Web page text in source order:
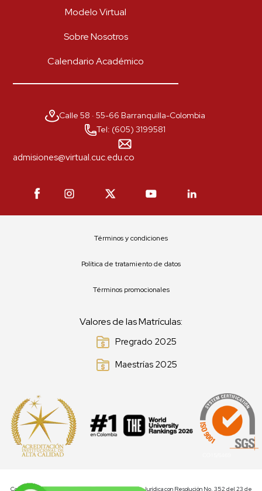
Modelo Virtual
Sobre Nosotros
Calendario Académico
Calle 58 · 55-66 Barranquilla-Colombia
Tel: (605) 3199581
admisiones@virtual.cuc.edu.co
Términos y condiciones
Política de tratamiento de datos
Términos promocionales
Valores de las Matrículas:
Pregrado 2025
Maestrías 2025
Corporación Universidad de la Costa CUC, Personería Jurídica con Resolución No. 352 del 23 de